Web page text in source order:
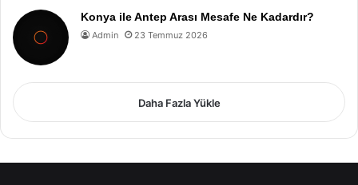
Konya ile Antep Arası Mesafe Ne Kadardır?
Admin 23 Temmuz 2026
Daha Fazla Yükle